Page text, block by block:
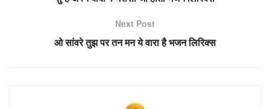
Next Post
ओ सांवरे तुझ पर तन मन ये वारा है भजन लिरिक्स